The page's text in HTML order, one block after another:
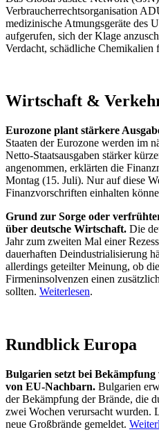
Verbraucherrechtsorganisation
medizinische Atmungsgeräte des
aufgerufen, sich der Klage
Verdacht, schädliche Chemikalien
Wirtschaft &
Eurozone plant stärkere
Staaten der Eurozone werden im
Netto-Staatsausgaben stärker
angenommen, erklärten die
Montag (15. Juli). Nur auf diese
Finanzvorschriften einhalten
Grund zur Sorge oder
über deutsche Wirtschaft. Die
Jahr zum zweiten Mal einer
dauerhaften Deindustrialisierung
allerdings geteilter Meinung, ob
Firmeninsolvenzen einen
sollten. Weiterlesen.
Rundblick Europa
Bulgarien setzt bei
von EU-Nachbarn. Bulgarien
der Bekämpfung der Brände, die
zwei Wochen verursacht wurden.
neue Großbrände gemeldet.